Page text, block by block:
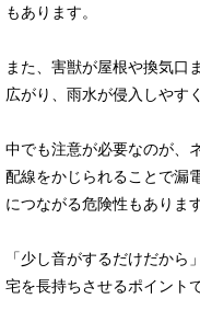
もあります。
また、害獣が屋根や換気口
広がり、雨水が侵入しやす
中でも注意が必要なのが、
配線をかじられることで漏
につながる危険性もあります
「少し音がするだけだか
宅を長持ちさせるポイントで